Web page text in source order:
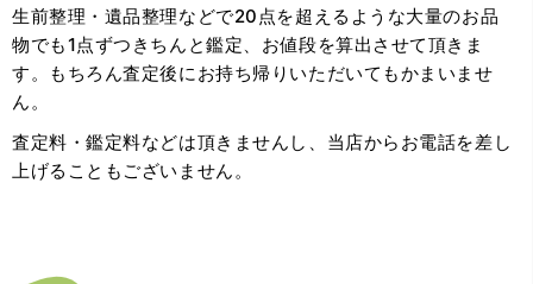
生前整理・遺品整理などで20点を超えるような大量のお品
物でも1点ずつきちんと鑑定、お値段を算出させて頂きま
す。もちろん査定後にお持ち帰りいただいてもかまいませ
ん。
査定料・鑑定料などは頂きませんし、当店からお電話を差し
上げることもございません。